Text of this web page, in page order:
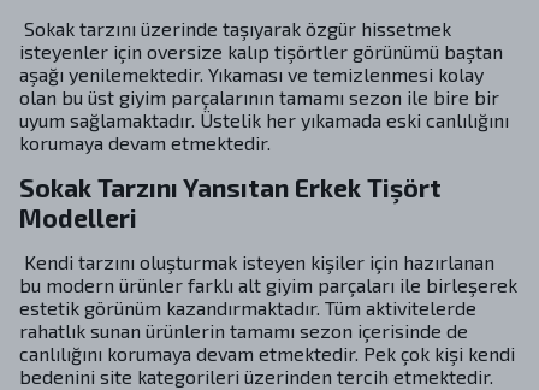
Sokak tarzını üzerinde taşıyarak özgür hissetmek
isteyenler için oversize kalıp tişörtler görünümü baştan
aşağı yenilemektedir. Yıkaması ve temizlenmesi kolay
olan bu üst giyim parçalarının tamamı sezon ile bire bir
uyum sağlamaktadır. Üstelik her yıkamada eski canlılığını
korumaya devam etmektedir.
Sokak Tarzını Yansıtan Erkek Tişört
Modelleri
Kendi tarzını oluşturmak isteyen kişiler için hazırlanan
bu modern ürünler farklı alt giyim parçaları ile birleşerek
estetik görünüm kazandırmaktadır. Tüm aktivitelerde
rahatlık sunan ürünlerin tamamı sezon içerisinde de
canlılığını korumaya devam etmektedir. Pek çok kişi kendi
bedenini site kategorileri üzerinden tercih etmektedir.